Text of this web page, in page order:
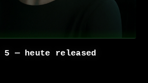
5 — heute released